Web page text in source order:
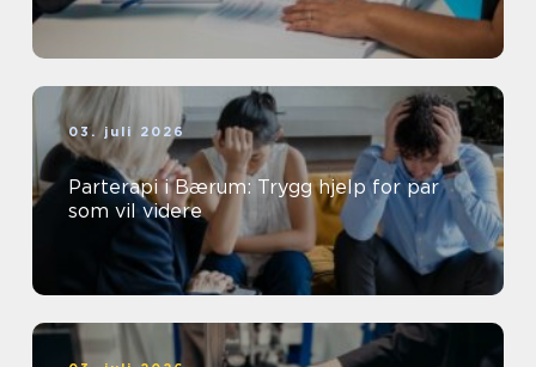
03. juli 2026
Parterapi i Bærum: Trygg hjelp for par
som vil videre